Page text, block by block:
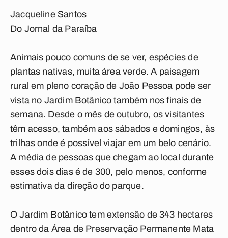
Jacqueline Santos
Do Jornal da Paraíba
Animais pouco comuns de se ver, espécies de
plantas nativas, muita área verde. A paisagem
rural em pleno coração de João Pessoa pode ser
vista no Jardim Botânico também nos finais de
semana. Desde o mês de outubro, os visitantes
têm acesso, também aos sábados e domingos, às
trilhas onde é possível viajar em um belo cenário.
A média de pessoas que chegam ao local durante
esses dois dias é de 300, pelo menos, conforme
estimativa da direção do parque.
O Jardim Botânico tem extensão de 343 hectares
dentro da Área de Preservação Permanente Mata